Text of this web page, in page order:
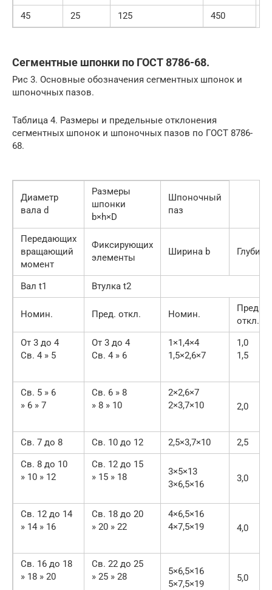
45
25 125 450
Сегментные шпонки по ГОСТ 8786-68.
Рис 3. Основные обозначения сегментных шпонок и
шпоночных пазов.
Таблица 4. Размеры и предельные отклонения
сегментных шпонок и шпоночных пазов по ГОСТ 8786-
68.
Диаметр
вала d
Размеры
шпонки
b×h×D
Шпоночный
паз
Передающих
вращающий
момент
Фиксирующих
элементы
Ширина b Глубина
Вал t1 Втулка t2
Номин. Пред. откл. Номин.
Пред.
откл.
От 3 до 4
Св. 4 » 5
От 3 до 4
Св. 4 » 6
1×1,4×4
1,5×2,6×7
1,0
1,5
Св. 5 » 6
» 6 » 7
Св. 6 » 8
» 8 » 10
2×2,6×7
2×3,7×10
2,0
Св. 7 до 8 Св. 10 до 12 2,5×3,7×10
2,5
Св. 8 до 10
» 10 » 12
Св. 12 до 15
» 15 » 18
3×5×13
3×6,5×16
3,0
Св. 12 до 14
» 14 » 16
Св. 18 до 20
» 20 » 22
4×6,5×16
4×7,5×19
4,0
Св. 16 до 18
» 18 » 20
Св. 22 до 25
» 25 » 28
5×6,5×16
5×7,5×19
5,0